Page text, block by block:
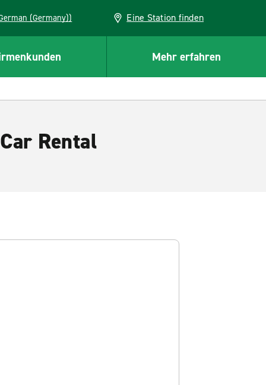
(German (Germany)) Eine Station finden
Mehr erfahren
Rental